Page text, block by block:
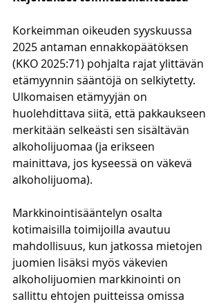
Korkeimman oikeuden syyskuussa
2025 antaman ennakkopäätöksen
(KKO 2025:71) pohjalta rajat ylittävän
etämyynnin sääntöjä on selkiytetty.
Ulkomaisen etämyyjän on
huolehdittava siitä, että pakkaukseen
merkitään selkeästi sen sisältävän
alkoholijuomaa (ja erikseen
mainittava, jos kyseessä on väkevä
alkoholijuoma).
Markkinointisääntelyn osalta
kotimaisilla toimijoilla avautuu
mahdollisuus, kun jatkossa mietojen
juomien lisäksi myös väkevien
alkoholijuomien markkinointi on
sallittu ehtojen puitteissa omissa